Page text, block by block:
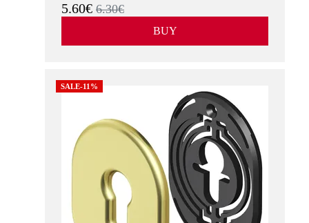
5.60€ 6.30€
BUY
SALE-11%